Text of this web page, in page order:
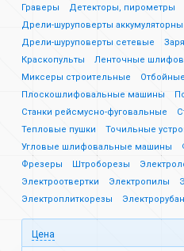
Граверы
Детекторы, пирометры
Дрели-шуруповерты
Дрели-шуруповерты сетевые
Краскопульты
Ленточные
Миксеры строительные
Плоскошлифовальные машины
Станки рейсмусно-фуговальные
Тепловые пушки
Точильные
Угловые шлифовальные машины
Фрезеры
Штроборезы
Электроотвертки
Электропилы
Электроплиткорезы
Цена